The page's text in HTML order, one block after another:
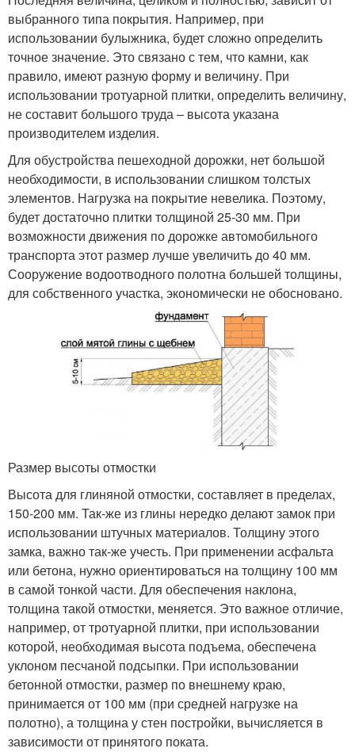
выбранного типа покрытия. Например, при
использовании булыжника, будет сложно определить
точное значение. Это связано с тем, что камни, как
правило, имеют разную форму и величину. При
использовании тротуарной плитки, определить величину,
не составит большого труда – высота указана
производителем изделия.
Для обустройства пешеходной дорожки, нет большой
необходимости, в использовании слишком толстых
элементов. Нагрузка на покрытие невелика. Поэтому,
будет достаточно плитки толщиной 25-30 мм. При
возможности движения по дорожке автомобильного
транспорта этот размер лучше увеличить до 40 мм.
Сооружение водоотводного полотна большей толщины,
для собственного участка, экономически не обосновано.
Размер высоты отмостки
Высота для глиняной отмостки, составляет в пределах,
150-200 мм. Так-же из глины нередко делают замок при
использовании штучных материалов. Толщину этого
замка, важно так-же учесть. При применении асфальта
или бетона, нужно ориентироваться на толщину 100 мм
в самой тонкой части. Для обеспечения наклона,
толщина такой отмостки, меняется. Это важное отличие,
например, от тротуарной плитки, при использовании
которой, необходимая высота подъема, обеспечена
уклоном песчаной подсыпки. При использовании
бетонной отмостки, размер по внешнему краю,
принимается от 100 мм (при средней нагрузке на
полотно), а толщина у стен постройки, вычисляется в
зависимости от принятого поката.